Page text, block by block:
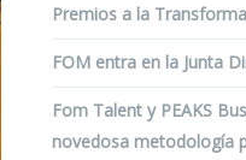
Premios a la
FOM entra en la Junta
Fom Talent y PEAKS
novedosa metodología